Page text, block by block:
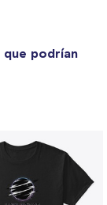
que podrían